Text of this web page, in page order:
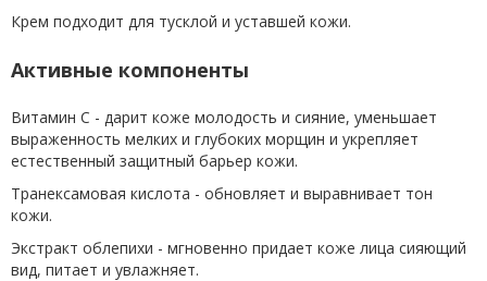
Крем подходит для тусклой и уставшей кожи.
Активные компоненты
Витамин С - дарит коже молодость и сияние, уменьшает
выраженность мелких и глубоких морщин и укрепляет
естественный защитный барьер кожи.
Транексамовая кислота - обновляет и выравнивает тон
кожи.
Экстракт облепихи - мгновенно придает коже лица сияющий
вид, питает и увлажняет.